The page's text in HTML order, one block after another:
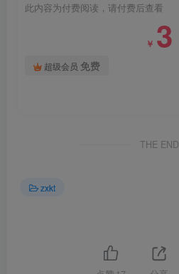
此内容为付费阅读，请付费后查看
￥ 3
超级会员 免费
THE END
zxkt